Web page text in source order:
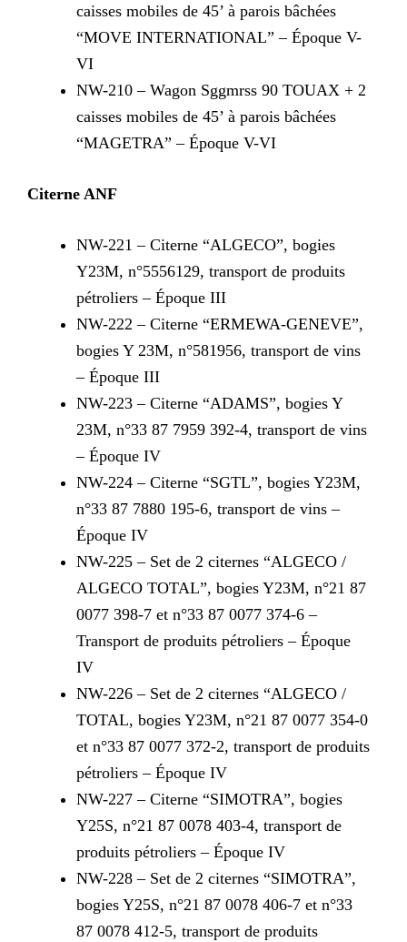
caisses mobiles de 45’ à parois bâchées
“MOVE INTERNATIONAL” – Époque V-
VI
NW-210 – Wagon Sggmrss 90 TOUAX + 2
caisses mobiles de 45’ à parois bâchées
“MAGETRA” – Époque V-VI
Citerne ANF
NW-221 – Citerne “ALGECO”, bogies
Y23M, n°5556129, transport de produits
pétroliers – Époque III
NW-222 – Citerne “ERMEWA-GENEVE”,
bogies Y 23M, n°581956, transport de vins
– Époque III
NW-223 – Citerne “ADAMS”, bogies Y
23M, n°33 87 7959 392-4, transport de vins
– Époque IV
NW-224 – Citerne “SGTL”, bogies Y23M,
n°33 87 7880 195-6, transport de vins –
Époque IV
NW-225 – Set de 2 citernes “ALGECO /
ALGECO TOTAL”, bogies Y23M, n°21 87
0077 398-7 et n°33 87 0077 374-6 –
Transport de produits pétroliers – Époque
IV
NW-226 – Set de 2 citernes “ALGECO /
TOTAL, bogies Y23M, n°21 87 0077 354-0
et n°33 87 0077 372-2, transport de produits
pétroliers – Époque IV
NW-227 – Citerne “SIMOTRA”, bogies
Y25S, n°21 87 0078 403-4, transport de
produits pétroliers – Époque IV
NW-228 – Set de 2 citernes “SIMOTRA”,
bogies Y25S, n°21 87 0078 406-7 et n°33
87 0078 412-5, transport de produits